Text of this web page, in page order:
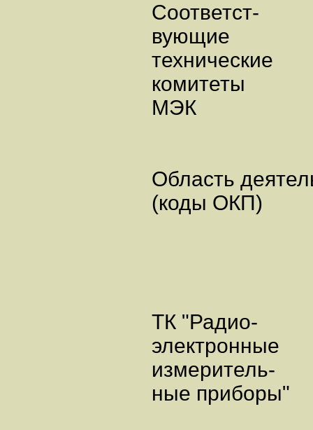
Соответст-
вующие
технические
комитеты
МЭК
Область
(коды ОКП)
ТК "Радио-
электронные
измеритель-
ные приборы"